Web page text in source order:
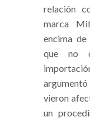
relación
marca
encima
que no
vieron
un